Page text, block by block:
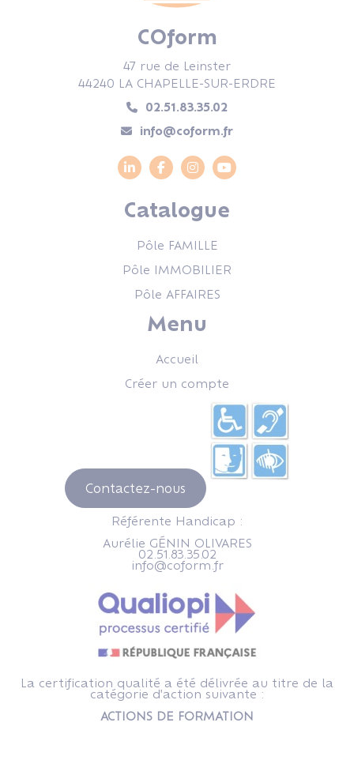
COform
47 rue de Leinster
44240 LA CHAPELLE-SUR-ERDRE
02.51.83.35.02
info@coform.fr
Catalogue
Pôle FAMILLE
Pôle IMMOBILIER
Pôle AFFAIRES
Menu
Accueil
Créer un compte
Contactez-nous
Référente Handicap :
Aurélie GÉNIN OLIVARES
02.51.83.35.02
info@coform.fr
La certification qualité a été délivrée au titre de la
catégorie d'action suivante :
ACTIONS DE FORMATION